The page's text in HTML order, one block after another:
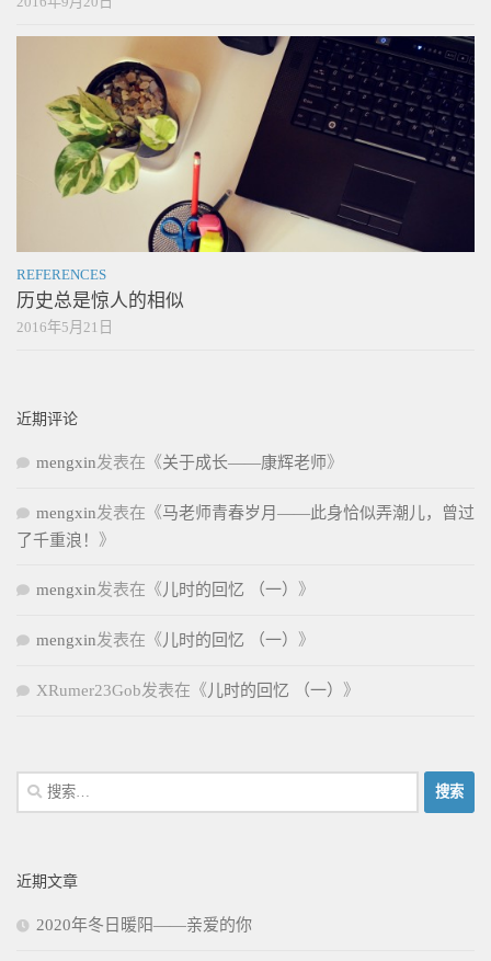
REFERENCES
历史总是惊人的相似
2016年5月21日
近期评论
mengxin发表在《关于成长——康辉老师》
mengxin发表在《马老师青春岁月——此身恰似弄潮儿，曾过
了千重浪！ 》
mengxin发表在《 儿时的回忆 （一） 》
mengxin发表在《 儿时的回忆 （一） 》
XRumer23Gob发表在《 儿时的回忆 （一） 》
搜
索：
近期文章
2020年冬日暖阳——亲爱的你